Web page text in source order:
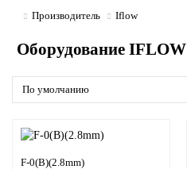
Производитель Iflow
Оборудование IFLOW
F-0(B)(2.8mm)